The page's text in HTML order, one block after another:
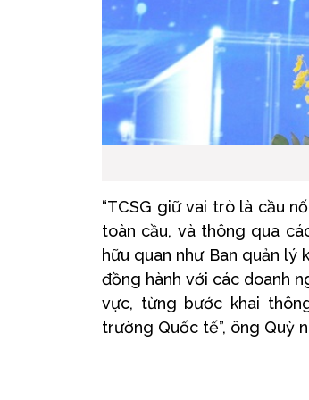
“TCSG giữ vai trò là cầu
toàn cầu, và thông qua
hữu quan như Ban quản lý
đồng hành với các doanh
vực, từng bước khai
trường Quốc tế”, ông Quỳ